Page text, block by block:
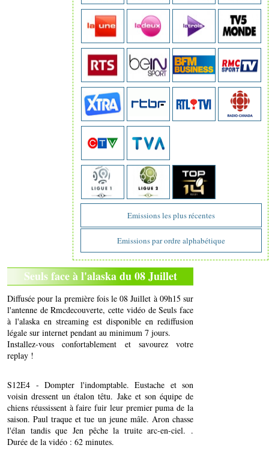
Emissions les plus récentes
Emissions par ordre alphabétique
Seuls face à l'alaska du 08 Juillet
Diffusée pour la première fois le 08 Juillet à 09h15 sur
l'antenne de Rmcdecouverte, cette vidéo de Seuls face
à l'alaska en streaming est disponible en rediffusion
légale sur internet pendant au minimum 7 jours.
Installez-vous confortablement et savourez votre
replay !
S12E4 - Dompter l'indomptable. Eustache et son
voisin dressent un étalon têtu. Jake et son équipe de
chiens réussissent à faire fuir leur premier puma de la
saison. Paul traque et tue un jeune mâle. Aron chasse
l'élan tandis que Jen pêche la truite arc-en-ciel. .
Durée de la vidéo : 62 minutes.